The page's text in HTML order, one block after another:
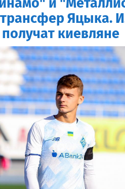
Яцыка.
киевляне